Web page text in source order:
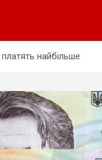
найбільше